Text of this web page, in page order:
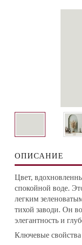
ОПИСАНИЕ
Цвет,
спокойной воде.
легким
тихой заводи. Он
элегантность и
Ключевые